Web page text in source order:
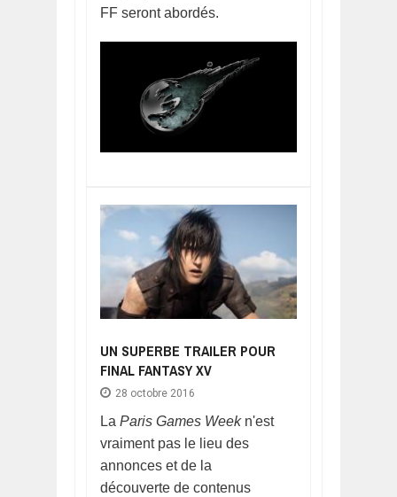
FF seront abordés.
UN SUPERBE TRAILER POUR
FINAL FANTASY XV
28 octobre 2016
La Paris Games Weekn'est
vraiment pas le lieu des
annonces et de la
découverte de contenus